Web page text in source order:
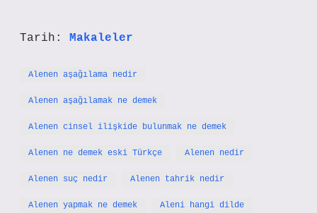
Tarih: Makaleler
Alenen aşağılama nedir
Alenen aşağılamak ne demek
Alenen cinsel ilişkide bulunmak ne demek
Alenen ne demek eski Türkçe Alenen nedir
Alenen suç nedir Alenen tahrik nedir
Alenen yapmak ne demek Aleni hangi dilde